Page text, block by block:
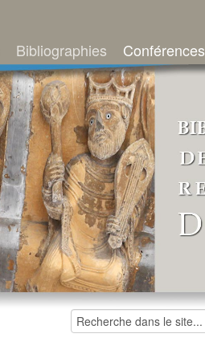
Bibliographies Conférences